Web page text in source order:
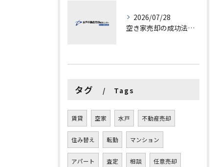
2026/07/28
空き家売却の成功法と注意点
タグ Tags
賃貸 空家 水戸 不動産売却
住み替え 転勤 マンション
アパート 査定 相談 任意売却